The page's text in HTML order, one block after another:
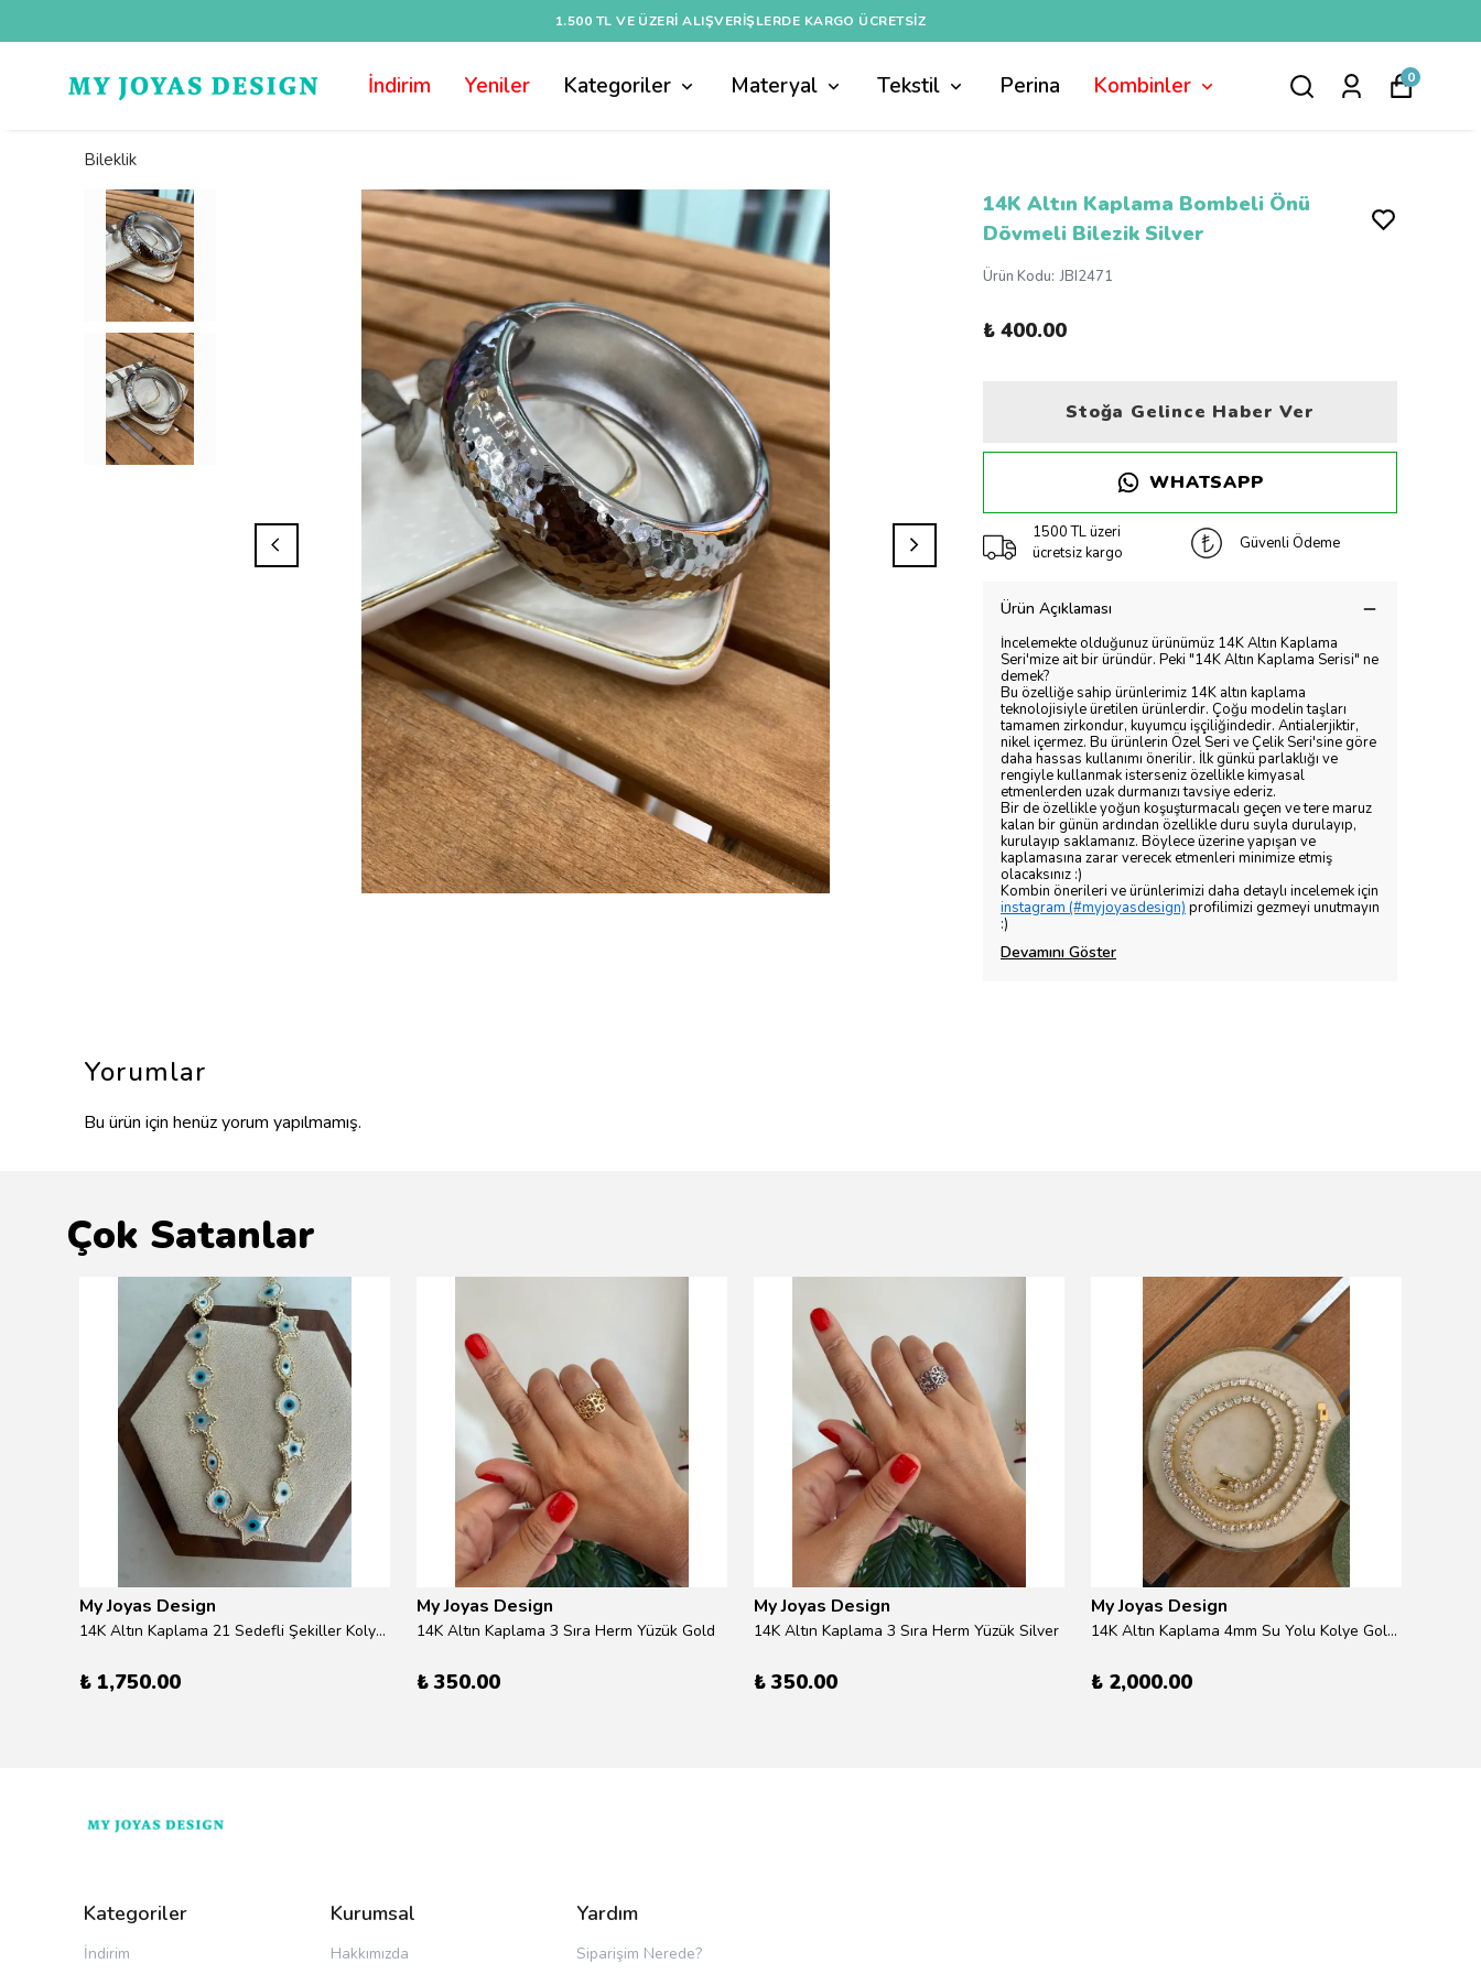
1.500 TL VE ÜZERI ALIŞVERIŞLERDE KARGO ÜCRETSİZ
İndirim Yeniler Kategoriler Materyal Tekstil Perina Kombinler 0
Bileklik
14K Altın Kaplama Bombeli Önü
Dövmeli Bilezik Silver
Ürün Kodu: JBI2471
₺ 400.00
Stoğa Gelince Haber Ver
WHATSAPP
1500 TL üzeri
ücretsiz kargo
Güvenli Ödeme
Ürün Açıklaması
İncelemekte olduğunuz ürünümüz 14K Altın Kaplama
Seri'mize ait bir üründür. Peki "14K Altın Kaplama Serisi" ne
demek?
Bu özelliğe sahip ürünlerimiz 14K altın kaplama
teknolojisiyle üretilen ürünlerdir. Çoğu modelin taşları
tamamen zirkondur, kuyumcu işçiliğindedir. Antialerjiktir,
nikel içermez. Bu ürünlerin Özel Seri ve Çelik Seri'sine göre
daha hassas kullanımı önerilir. İlk günkü parlaklığı ve
rengiyle kullanmak isterseniz özellikle kimyasal
etmenlerden uzak durmanızı tavsiye ederiz.
Bir de özellikle yoğun koşuşturmacalı geçen ve tere maruz
kalan bir günün ardından özellikle duru suyla durulayıp,
kurulayıp saklamanız. Böylece üzerine yapışan ve
kaplamasına zarar verecek etmenleri minimize etmiş
olacaksınız :)
Kombin önerileri ve ürünlerimizi daha detaylı incelemek için
instagram (#myjoyasdesign) profilimizi gezmeyi unutmayın
:)
Devamını Göster
Yorumlar
Bu ürün için henüz yorum yapılmamış.
Çok Satanlar
My Joyas Design
14K Altın Kaplama 21 Sedefli Şekiller Kolye 46cm
₺ 1,750.00
My Joyas Design
14K Altın Kaplama 3 Sıra Herm Yüzük Gold
₺ 350.00
My Joyas Design
14K Altın Kaplama 3 Sıra Herm Yüzük Silver
₺ 350.00
My Joyas Design
14K Altın Kaplama 4mm Su Yolu Kolye Gold 41cm
₺ 2,000.00
Kategoriler
İndirim
Kurumsal
Hakkımızda
Yardım
Siparişim Nerede?